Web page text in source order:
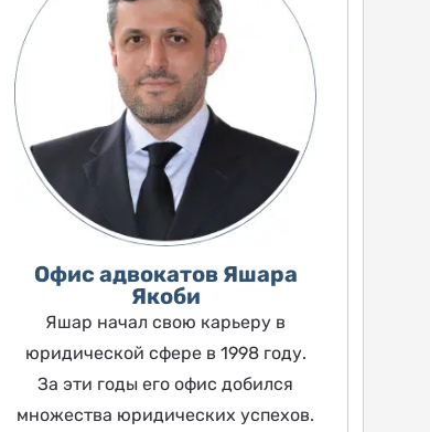
Офис адвокатов Яшара
Якоби
Яшар начал свою карьеру в
юридической сфере в 1998 году.
За эти годы его офис добился
множества юридических успехов.